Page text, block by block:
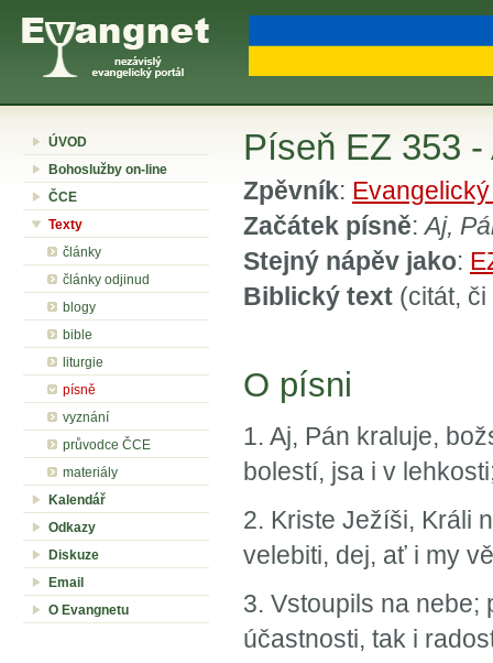
ÚVOD
Bohoslužby on-line
ČCE
Texty
články
články odjinud
blogy
bible
liturgie
písně
vyznání
průvodce ČCE
materiály
Kalendář
Odkazy
Diskuze
Email
O Evangnetu
Píseň EZ 353
Zpěvník:
Začátek písně:Aj,
Stejný nápěv jako:
Biblický text (citát,
O písni
1. Aj, Pán kraluje,
bolestí, jsa i v
2. Kriste Ježíši, Králi
velebiti, dej, ať i my
3. Vstoupils na
účastnosti, tak i